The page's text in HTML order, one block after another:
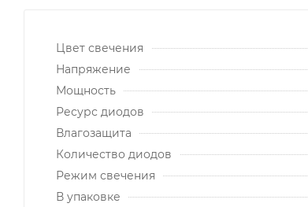
Цвет свечения
Напряжение
Мощность
Ресурс диодов
Влагозащита
Количество диодов
Режим свечения
В упаковке